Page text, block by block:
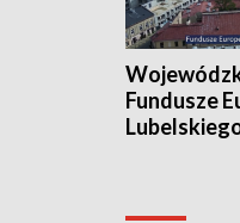
Fundusze